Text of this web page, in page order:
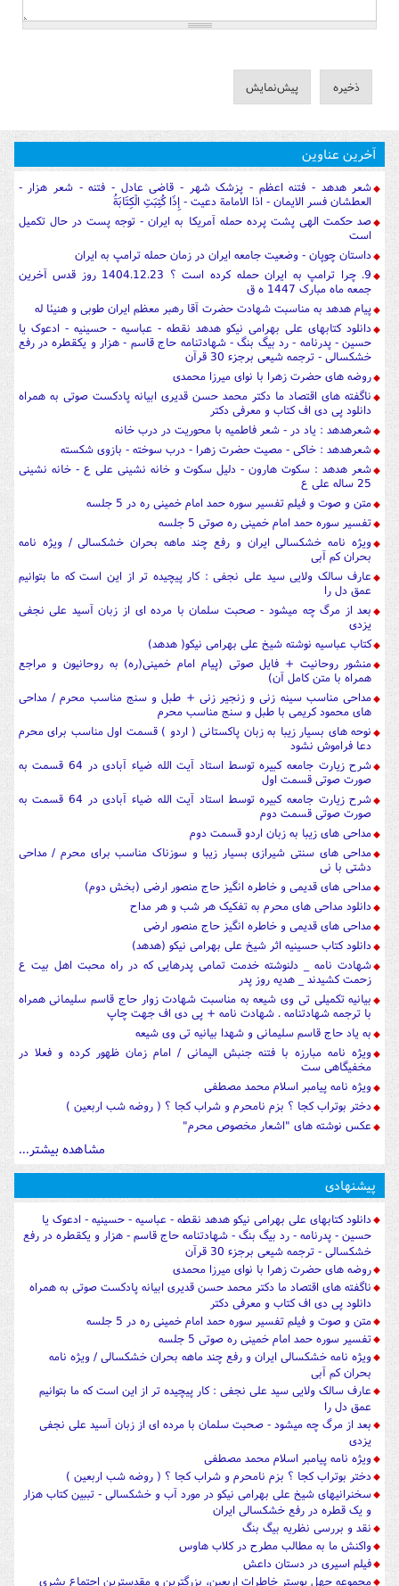
آخرین عناوین
شعر هدهد - فتنه اعظم - پزشک شهر - قاضی عادل - فتنه - شعر هزار -
العطشان فسر الایمان - اذا الامامة دعیت - إِذَا كُتِبَتِ الْكِتَابَةُ
صد حکمت الهی پشت پرده حمله آمریکا به ایران - توجه پست در حال تکمیل
است
داستان چوپان - وضعیت جامعه ایران در زمان حمله ترامپ به ایران
9. چرا ترامپ به ایران حمله کرده است ؟ 1404.12.23 روز قدس آخرین
جمعه ماه مبارک 1447 ه ق
پیام هدهد به مناسبت شهادت حضرت آقا رهبر معظم ایران طوبی و هنیئا له
دانلود کتابهای علی بهرامی نیکو هدهد نقطه - عباسیه - حسینیه - ادعوک یا
حسین - پدرنامه - رد بیگ بنگ - شهادتنامه حاج قاسم - هزار و یکقطره در رفع
خشکسالی - ترجمه شیعی برجزء 30 قرآن
روضه های حضرت زهرا با نوای میرزا محمدی
ناگفته های اقتصاد ما دکتر محمد حسن قدیری ابیانه پادکست صوتی به همراه
دانلود پی دی اف کتاب و معرفی دکتر
شعرهدهد : یاد در - شعر فاطمیه با محوریت در درب خانه
شعرهدهد : خاکی - مصیت حضرت زهرا - درب سوخته - بازوی شکسته
شعر هدهد : سکوت هارون - دلیل سکوت و خانه نشینی علی ع - خانه نشینی
25 ساله علی ع
متن و صوت و فیلم تفسیر سوره حمد امام خمینی ره در 5 جلسه
تفسیر سوره حمد امام خمینی ره صوتی 5 جلسه
ویژه نامه خشکسالی ایران و رفع چند ماهه بحران خشکسالی / ویژه نامه
بحران کم آبی
عارف سالک ولایی سید علی نجفی : کار پیچیده تر از این است که ما بتوانیم
عمق دل را
بعد از مرگ چه میشود - صحبت سلمان با مرده ای از زبان آسید علی نجفی
یزدی
کتاب عباسیه نوشته شیخ علی بهرامی نیکو( هدهد)
منشور روحانیت + فایل صوتی (پیام امام خمینی(ره) به روحانیون و مراجع
همراه با متن کامل آن)
مداحی مناسب سینه زنی و زنجیر زنی + طبل و سنج مناسب محرم / مداحی
های محمود کریمی با طبل و سنج مناسب محرم
نوحه های بسیار زیبا به زبان پاکستانی ( اردو ) قسمت اول مناسب برای محرم
دعا فراموش نشود
شرح زیارت جامعه کبیره توسط استاد آیت الله ضیاء آبادی در 64 قسمت به
صورت صوتی قسمت اول
شرح زیارت جامعه کبیره توسط استاد آیت الله ضیاء آبادی در 64 قسمت به
صورت صوتی قسمت دوم
مداحی های زیبا به زبان اردو قسمت دوم
مداحی های سنتی شیرازی بسیار زیبا و سوزناک مناسب برای محرم / مداحی
دشتی با نی
مداحی های قدیمی و خاطره انگیز حاج منصور ارضی (بخش دوم)
دانلود مداحی های محرم به تفکیک هر شب و هر مداح
مداحی های قدیمی و خاطره انگیز حاج منصور ارضی
دانلود کتاب حسینیه اثر شیخ علی بهرامی نیکو (هدهد)
شهادت نامه _ دلنوشته خدمت تمامی پدرهایی که در راه محبت اهل بیت ع
زحمت کشیدند _ هدیه روز پدر
بیانیه تکمیلی تی وی شیعه به مناسبت شهادت زوار حاج قاسم سلیمانی همراه
با ترجمه شهادتنامه . شهادت نامه + پی دی اف جهت چاپ
به یاد حاج قاسم سلیمانی و شهدا بیانیه تی وی شیعه
ویژه نامه مبارزه با فتنه جنبش الیمانی / امام زمان ظهور کرده و فعلا در
مخفیگاهی ست
ویژه نامه پیامبر اسلام محمد مصطفی
دختر بوتراب کجا ؟ بزم نامحرم و شراب کجا ؟ ( روضه شب اربعین )
عکس نوشته های "اشعار مخصوص محرم"
مشاهده بیشتر...
پیشنهادی
دانلود کتابهای علی بهرامی نیکو هدهد نقطه - عباسیه - حسینیه - ادعوک یا
حسین - پدرنامه - رد بیگ بنگ - شهادتنامه حاج قاسم - هزار و یکقطره در رفع
خشکسالی - ترجمه شیعی برجزء 30 قرآن
روضه های حضرت زهرا با نوای میرزا محمدی
ناگفته های اقتصاد ما دکتر محمد حسن قدیری ابیانه پادکست صوتی به همراه
دانلود پی دی اف کتاب و معرفی دکتر
متن و صوت و فیلم تفسیر سوره حمد امام خمینی ره در 5 جلسه
تفسیر سوره حمد امام خمینی ره صوتی 5 جلسه
ویژه نامه خشکسالی ایران و رفع چند ماهه بحران خشکسالی / ویژه نامه
بحران کم آبی
عارف سالک ولایی سید علی نجفی : کار پیچیده تر از این است که ما بتوانیم
عمق دل را
بعد از مرگ چه میشود - صحبت سلمان با مرده ای از زبان آسید علی نجفی
یزدی
ویژه نامه پیامبر اسلام محمد مصطفی
دختر بوتراب کجا ؟ بزم نامحرم و شراب کجا ؟ ( روضه شب اربعین )
سخنرانیهای شیخ علی بهرامی نیکو در مورد آب و خشکسالی - تببین کتاب هزار
و یک قطره در رفع خشکسالی ایران
نقد و بررسی نظریه بیگ بنگ
واکنش ما به مطالب مطرح در کلاب هاوس
فیلم اسیری در دستان داعش
مجموعه چهل پوستر خاطرات اربعین، بزرگترین و مقدسترین اجتماع بشری